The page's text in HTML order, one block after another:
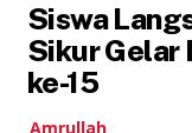
Siswa
Sikur Gelar
ke-15
Amrullah